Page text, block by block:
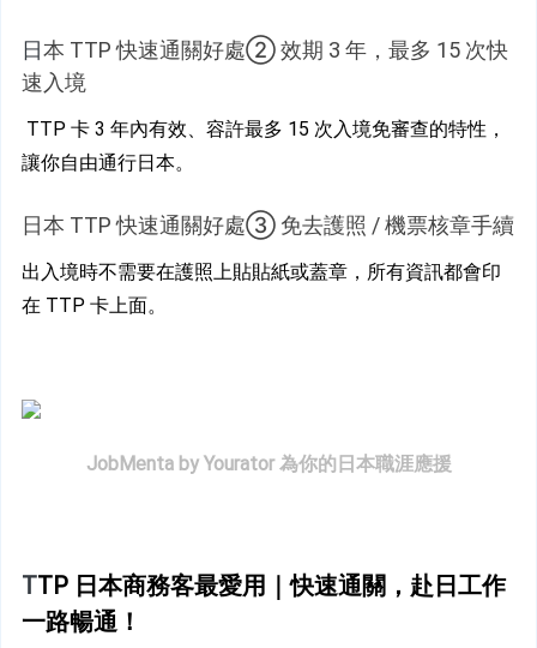
日本 TTP 快速通關好處② 效期 3 年，最多 15 次快
速入境
TTP 卡 3 年內有效、容許最多 15 次入境免審查的特性，
讓你自由通行日本。
日本 TTP 快速通關好處③ 免去護照 / 機票核章手續
出入境時不需要在護照上貼貼紙或蓋章，所有資訊都會印
在 TTP 卡上面。
JobMenta by Yourator 為你的日本職涯應援
TTP 日本商務客最愛用｜快速通關，赴日工作
一路暢通！